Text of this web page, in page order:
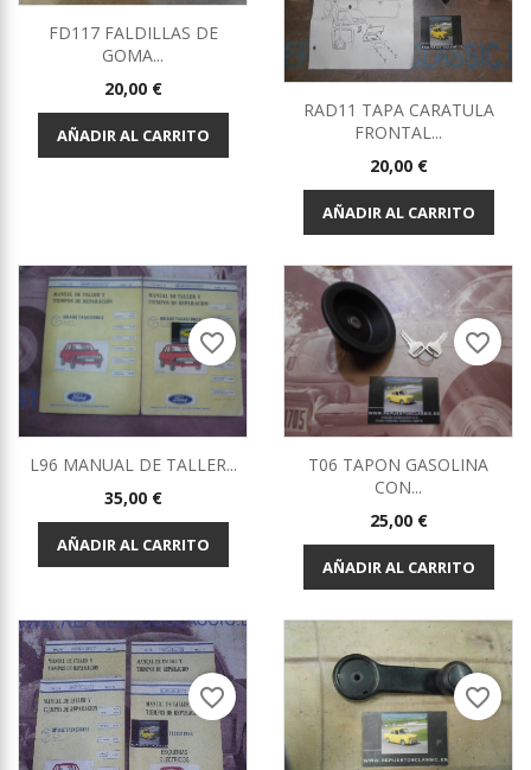
FD117 FALDILLAS DE
GOMA...
Precio
20,00 €
AÑADIR AL CARRITO
RAD11 TAPA CARATULA
FRONTAL...
Precio
20,00 €
AÑADIR AL CARRITO
L96 MANUAL DE TALLER...
Precio
35,00 €
AÑADIR AL CARRITO
favorite_border
T06 TAPON GASOLINA
CON...
Precio
25,00 €
AÑADIR AL CARRITO
favorite_border
favorite_border favorite_border